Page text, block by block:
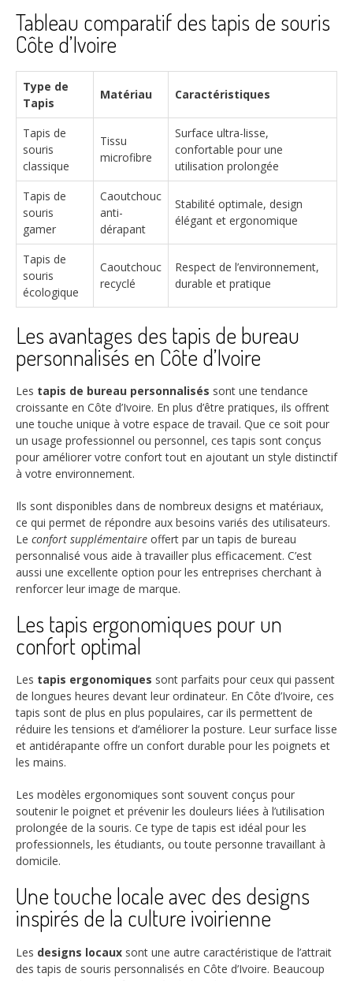
Tableau comparatif des tapis de souris
Côte d’Ivoire
Type de
Tapis
Matériau Caractéristiques
Tapis de
souris
classique
Tissu
microfibre
Surface ultra-lisse,
confortable pour une
utilisation prolongée
Tapis de
souris
gamer
Caoutchouc
anti-
dérapant
Stabilité optimale, design
élégant et ergonomique
Tapis de
souris
écologique
Caoutchouc
recyclé
Respect de l’environnement,
durable et pratique
Les avantages des tapis de bureau
personnalisés en Côte d’Ivoire
Les tapis de bureau personnalisés sont une tendance
croissante en Côte d’Ivoire. En plus d’être pratiques, ils offrent
une touche unique à votre espace de travail. Que ce soit pour
un usage professionnel ou personnel, ces tapis sont conçus
pour améliorer votre confort tout en ajoutant un style distinctif
à votre environnement.
Ils sont disponibles dans de nombreux designs et matériaux,
ce qui permet de répondre aux besoins variés des utilisateurs.
Le confort supplémentaire offert par un tapis de bureau
personnalisé vous aide à travailler plus efficacement. C’est
aussi une excellente option pour les entreprises cherchant à
renforcer leur image de marque.
Les tapis ergonomiques pour un
confort optimal
Les tapis ergonomiques sont parfaits pour ceux qui passent
de longues heures devant leur ordinateur. En Côte d’Ivoire, ces
tapis sont de plus en plus populaires, car ils permettent de
réduire les tensions et d’améliorer la posture. Leur surface lisse
et antidérapante offre un confort durable pour les poignets et
les mains.
Les modèles ergonomiques sont souvent conçus pour
soutenir le poignet et prévenir les douleurs liées à l’utilisation
prolongée de la souris. Ce type de tapis est idéal pour les
professionnels, les étudiants, ou toute personne travaillant à
domicile.
Une touche locale avec des designs
inspirés de la culture ivoirienne
Les designs locaux sont une autre caractéristique de l’attrait
des tapis de souris personnalisés en Côte d’Ivoire. Beaucoup